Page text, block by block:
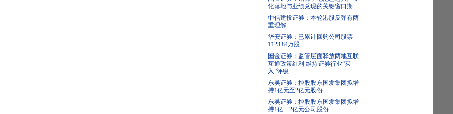
化落地与业绩兑现的关键窗口期
中信建投证券：本轮港股反弹有两
重理解
华安证券：已累计回购公司股票
1123.84万股
国金证券：监管层面释放两地互联
互通政策红利 维持证券行业“买
入”评级
东吴证券：控股股东国发集团拟增
持1亿元至2亿元股份
东吴证券：控股股东国发集团拟增
持1亿—2亿元公司股份